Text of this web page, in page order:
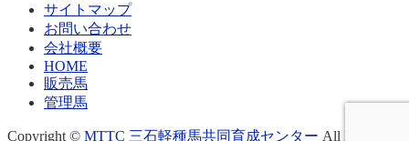
サイトマップ
お問い合わせ
会社概要
HOME
販売馬
管理馬
Copyright © MTTC 三石軽種馬共同育成センター All Rights